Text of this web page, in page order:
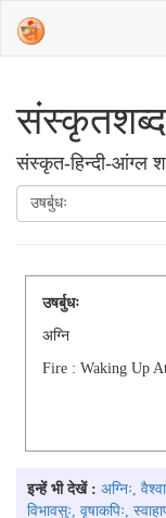
संस्‍कृत-हिन्दी-आंग्ल
उषर्बुधः
अग्नि
Fire : Waking Up
इन्हें भी देखें : अग्निः,
विभावसुः, वृषाकपिः,